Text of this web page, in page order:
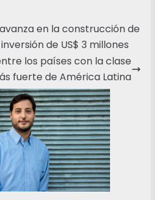
en la construcción de
de US$ 3 millones
los países con la clase
fuerte de América Latina